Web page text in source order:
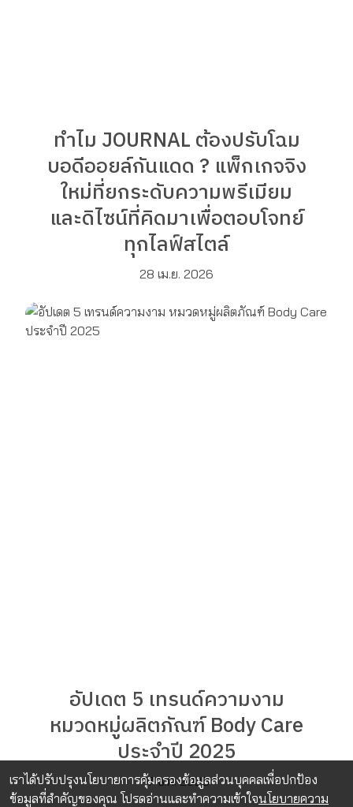
ทำไม JOURNAL ต้องปรับโฉม
บอดีออยล์กันแดด ? แพ็กเกจจิง
ใหม่ที่ยกระดับความพรีเมียม
และดิไซน์ที่คิดมาเพื่อตอบโจทย์
ทุกไลฟ์สไตล์
28 เม.ย. 2026
อัปเดต 5 เทรนด์ความงาม
หมวดหมู่ผลิตภัณฑ์ Body Care
ประจำปี 2025
17 ธ.ค. 2025
เราได้ปรับปรุงนโยบายการคุ้มครองข้อมูลส่วนบุคคลเพื่อปกป้อง
ข้อมูลที่สำคัญของคุณ โปรดอ่านและทำความเข้าใจนโยบายความ